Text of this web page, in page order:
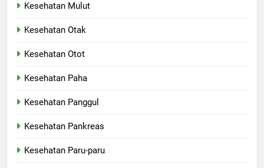
Kesehatan Mulut
Kesehatan Otak
Kesehatan Otot
Kesehatan Paha
Kesehatan Panggul
Kesehatan Pankreas
Kesehatan Paru-paru